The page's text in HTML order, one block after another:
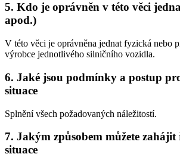
5. Kdo je oprávněn v této věci
apod.)
V této věci je oprávněna jednat fyzická nebo
výrobce jednotlivého silničního vozidla.
6. Jaké jsou podmínky a postup
situace
Splnění všech požadovaných náležitostí.
7. Jakým způsobem můžete zahájit
situace